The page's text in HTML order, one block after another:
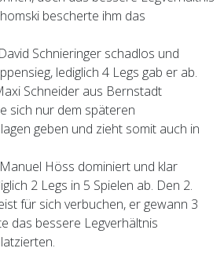
bescherte ihm das
Schnieringer schadlos und
lediglich 4 Legs gab er ab.
Schneider aus Bernstadt
sich nur dem späteren
geben und zieht somit auch in
Höss dominiert und klar
2 Legs in 5 Spielen ab. Den 2.
für sich verbuchen, er gewann 3
das bessere Legverhältnis